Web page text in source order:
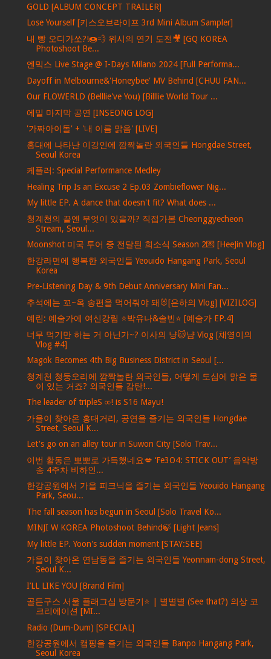
GOLD [ALBUM CONCEPT TRAILER]
Lose Yourself [키스오브라이프 3rd Mini Album Sampler]
내 빵 오디가쏘?!🍩💨 위시의 연기 도전🎥 [GQ KOREA
Photoshoot Be...
엔믹스 Live Stage @ I-Days Milano 2024 [Full Performa...
Dayoff in Melbourne&'Honeybee' MV Behind [CHUU FAN...
Our FLOWERLD (Belllie've You) [Billlie World Tour ...
에밀 마지막 공연 [INSEONG LOG]
'가짜아이돌' + '내 이름 맑음' [LIVE]
홍대에 나타난 이강인에 깜짝놀란 외국인들 Hongdae Street,
Seoul Korea
케플러: Special Performance Medley
Healing Trip Is an Excuse 2 Ep.03 Zombieflower Nig...
My little EP. A dance that doesn't fit? What does ...
청계천의 끝엔 무엇이 있을까? 직접가봄 Cheonggyecheon
Stream, Seoul...
Moonshot 미국 투어 중 전달된 희소식 Season 2💌 [HeeJin Vlog]
한강라면에 행복한 외국인들 Yeouido Hangang Park, Seoul
Korea
Pre-Listening Day & 9th Debut Anniversary Mini Fan...
추석에는 꼬~옥 송편을 먹어줘야 돼🐰[은하의 Vlog] [VIZILOG]
예린: 예술가에 여신강림 ⭐박유나&솔빈⭐ [예술가 EP.4]
너무 먹기만 하는 거 아닌가~? 이사의 냥🐱냠 Vlog [채영이의
Vlog #4]
Magok Becomes 4th Big Business District in Seoul [...
청계천 청둥오리에 깜짝놀란 외국인들, 어떻게 도심에 맑은 물
이 있는 거죠? 외국인들 감탄!...
The leader of tripleS ∞! is S16 Mayu!
가을이 찾아온 홍대거리, 공연을 즐기는 외국인들 Hongdae
Street, Seoul K...
Let's go on an alley tour in Suwon City [Solo Trav...
이번 활동은 뽀뽀로 가득했네요💋 ‘Fe3O4: STICK OUT’ 음악방
송 4주차 비하인...
한강공원에서 가을 피크닉을 즐기는 외국인들 Yeouido Hangang
Park, Seou...
The fall season has begun in Seoul [Solo Travel Ko...
MINJI W KOREA Photoshoot Behind🍃 [Light Jeans]
My little EP. Yoon's sudden moment [STAY:SEE]
가을이 찾아온 연남동을 즐기는 외국인들 Yeonnam-dong Street,
Seoul K...
I’LL LIKE YOU [Brand Film]
골든구스 서울 플래그십 방문기⭐️ | 별별별 (See that?) 의상 코
크리에이션 [MI...
Radio (Dum-Dum) [SPECIAL]
한강공원에서 캠핑을 즐기는 외국인들 Banpo Hangang Park,
Seoul Korea